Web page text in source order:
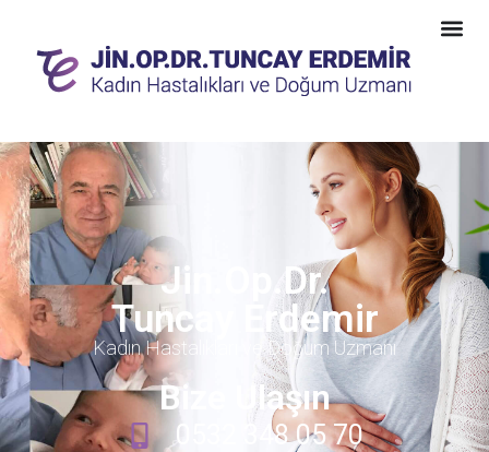
Jin.Op.Dr.
Tuncay Erdemir
Kadın Hastalıkları ve Doğum Uzmanı
Bize Ulaşın
0532 348 05 70